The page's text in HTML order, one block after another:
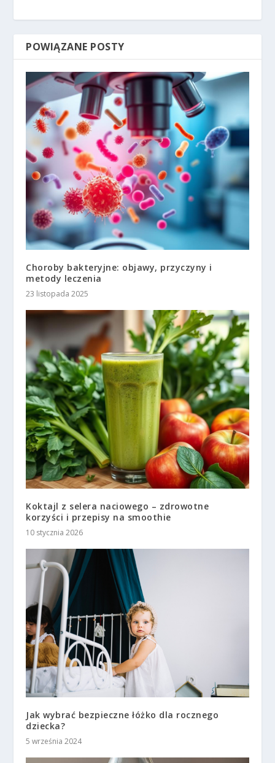
POWIĄZANE POSTY
Choroby bakteryjne: objawy, przyczyny i
metody leczenia
23 listopada 2025
Koktajl z selera naciowego – zdrowotne
korzyści i przepisy na smoothie
10 stycznia 2026
Jak wybrać bezpieczne łóżko dla rocznego
dziecka?
5 września 2024